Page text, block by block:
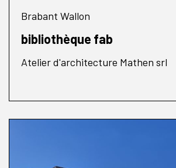
Brabant Wallon
bibliothèque fab
Atelier d'architecture Mathen srl